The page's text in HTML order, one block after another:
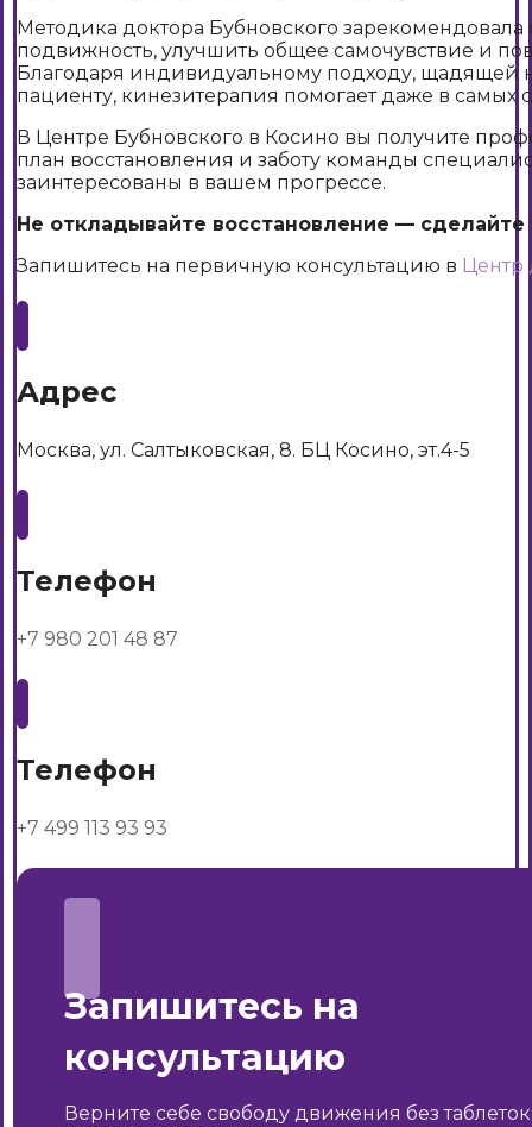
Методика доктора Бубновского
подвижность, улучшить общее самочувствие и
Благодаря индивидуальному подходу, щадящей
пациенту, кинезитерапия помогает даже в самых
В Центре Бубновского в Косино вы получите
план восстановления и заботу команды
заинтересованы в вашем прогрессе.
Не откладывайте восстановление —
Запишитесь на первичную консультацию в Центр
Адрес
Москва, ул. Салтыковская, 8. БЦ Косино, эт.4-5
Телефон
+7 980 201 48 87
Телефон
+7 499 113 93 93
Запишитесь на
консультацию
Верните себе свободу движения без